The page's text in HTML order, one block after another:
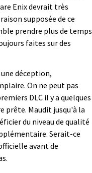
Enix devrait très
supposée de ce
prendre plus de temps
faites sur des
déception,
On ne peut pas
DLC il y a quelques
prête. Maudit jusqu'à la
du niveau de qualité
Serait-ce
avant de